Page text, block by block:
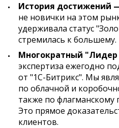
История достижений
не новички на этом
удерживала статус
стремилась к большему.
Многократный
экспертиза ежегодно
от "1С-Битрикс". Мы
по облачной и
также по флагманскому
Это прямое
клиентов.